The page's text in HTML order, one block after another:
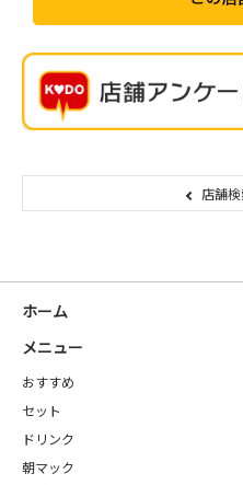
店舗
ホーム
メニュー
おすすめ
セット
ドリンク
朝マック